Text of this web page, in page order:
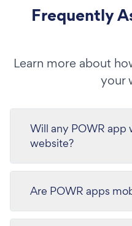
Frequently
Learn more about
your
Will any POWR app
website?
Are POWR apps